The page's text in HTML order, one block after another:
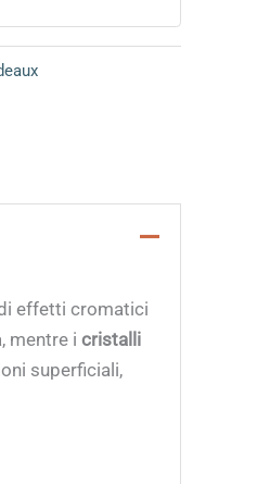
effetti cromatici
mentre icristalli
superficiali,